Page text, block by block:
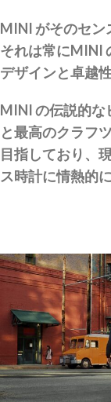
MINI がそのセン
それは常にMINI
デザインと卓越
MINI の伝説的な
と最高のクラフ
目指しており、
ス時計に情熱的